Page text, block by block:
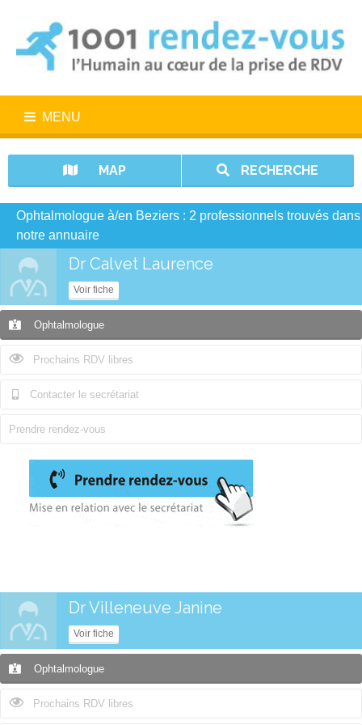
MENU
MAP RECHERCHE
Ophtalmologue à/en Beziers : 2 professionnels trouvés dans
notre annuaire
Dr Calvet Laurence
Voir fiche
Ophtalmologue
Prochains RDV libres
Contacter le secrétariat
Prendre rendez-vous
Dr Villeneuve Janine
Voir fiche
Ophtalmologue
Prochains RDV libres